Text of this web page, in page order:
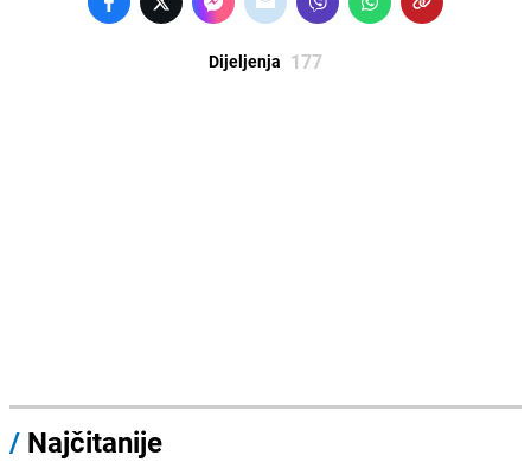
Dijeljenja 177
/ Najčitanije